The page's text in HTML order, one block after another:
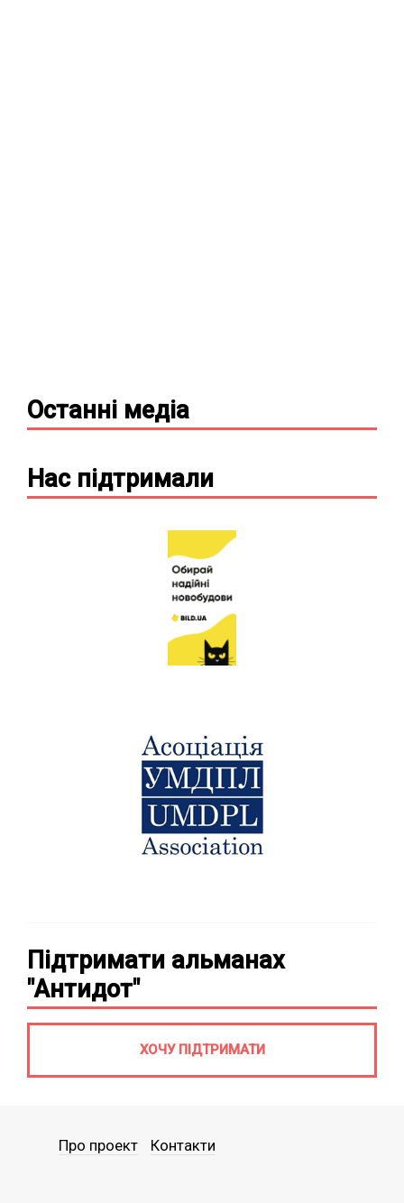
Останні медіа
Нас підтримали
Підтримати альманах
"Антидот"
ХОЧУ ПІДТРИМАТИ
Про проект Контакти